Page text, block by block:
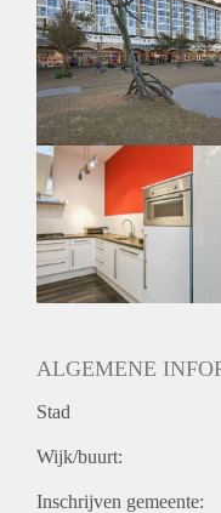
Huurtoeslag grens: Nee
Geschikt voor
ALGEMENE
Stad
Wijk/buurt:
Inschrijven gemeente: